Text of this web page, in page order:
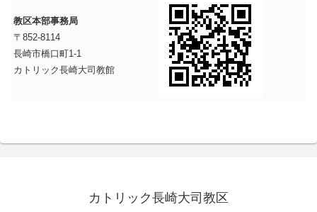
教区本部事務局
〒852-8114
長崎市橋口町1-1
カトリック長崎大司教館
カトリック長崎大司教区